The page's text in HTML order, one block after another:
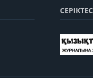
СЕРІКТЕС